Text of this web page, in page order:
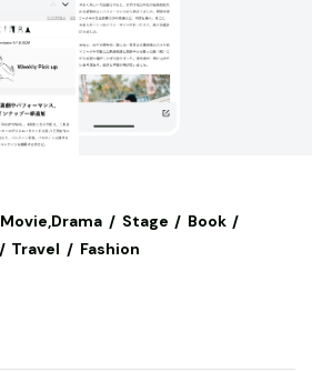
Movie,Drama Stage
Book
Travel Fashion